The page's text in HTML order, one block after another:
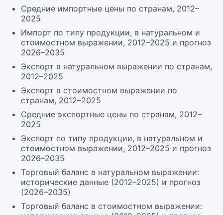
Средние импортные цены по странам, 2012–
2025
Импорт по типу продукции, в натуральном и
стоимостном выражении, 2012–2025 и прогноз
2026–2035
Экспорт в натуральном выражении по странам,
2012–2025
Экспорт в стоимостном выражении по
странам, 2012–2025
Средние экспортные цены по странам, 2012–
2025
Экспорт по типу продукции, в натуральном и
стоимостном выражении, 2012–2025 и прогноз
2026–2035
Торговый баланс в натуральном выражении:
исторические данные (2012–2025) и прогноз
(2026–2035)
Торговый баланс в стоимостном выражении: